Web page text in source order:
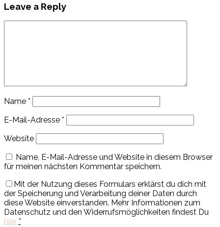
Leave a Reply
Name *
E-Mail-Adresse *
Website
Name, E-Mail-Adresse und Website in diesem Browser
für meinen nächsten Kommentar speichern.
Mit der Nutzung dieses Formulars erklärst du dich mit
der Speicherung und Verarbeitung deiner Daten durch
diese Website einverstanden. Mehr Informationen zum
Datenschutz und den Widerrufsmöglichkeiten findest Du
hier *